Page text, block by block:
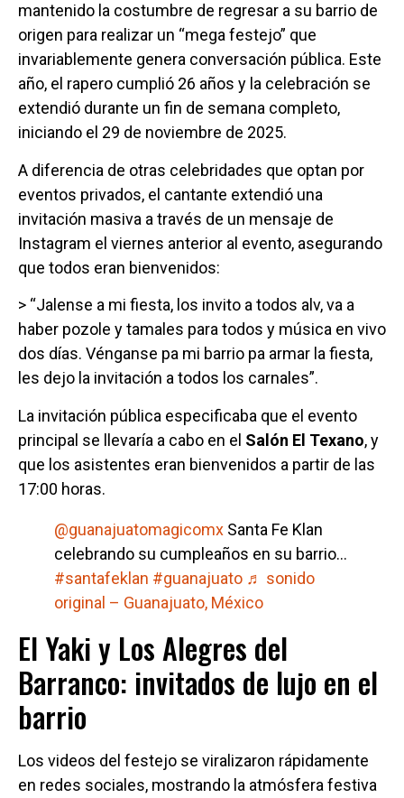
mantenido la costumbre de regresar a su barrio de
origen para realizar un “mega festejo” que
invariablemente genera conversación pública. Este
año, el rapero cumplió 26 años y la celebración se
extendió durante un fin de semana completo,
iniciando el 29 de noviembre de 2025.
A diferencia de otras celebridades que optan por
eventos privados, el cantante extendió una
invitación masiva a través de un mensaje de
Instagram el viernes anterior al evento, asegurando
que todos eran bienvenidos:
> “Jalense a mi fiesta, los invito a todos alv, va a
haber pozole y tamales para todos y música en vivo
dos días. Vénganse pa mi barrio pa armar la fiesta,
les dejo la invitación a todos los carnales”.
La invitación pública especificaba que el evento
principal se llevaría a cabo en el Salón El Texano, y
que los asistentes eran bienvenidos a partir de las
17:00 horas.
@guanajuatomagicomx Santa Fe Klan
celebrando su cumpleaños en su barrio…
#santafeklan #guanajuato ♬ sonido
original – Guanajuato, México
El Yaki y Los Alegres del
Barranco: invitados de lujo en el
barrio
Los videos del festejo se viralizaron rápidamente
en redes sociales, mostrando la atmósfera festiva